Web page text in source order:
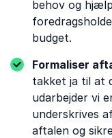
behov og
budget.
Formaliser
takket ja til at
udarbejder vi
underskrives
aftalen og